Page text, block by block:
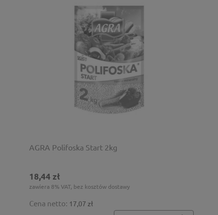
AGRA Polifoska Start 2kg
18,44 zł
zawiera 8% VAT, bez kosztów dostawy
Cena netto: 17,07 zł